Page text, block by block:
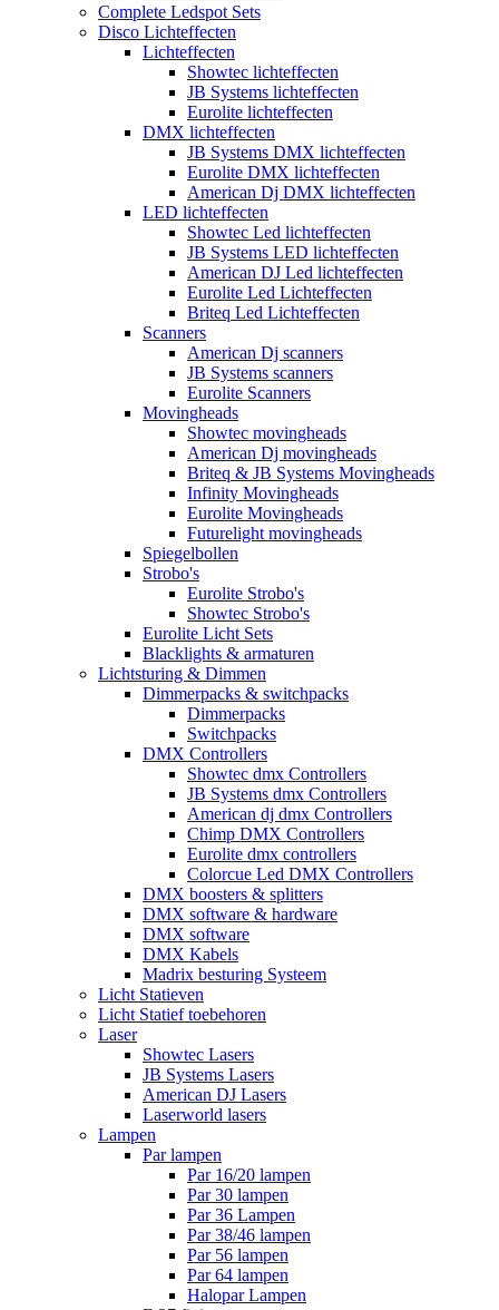
Complete Ledspot Sets
Disco Lichteffecten
Lichteffecten
Showtec lichteffecten
JB Systems lichteffecten
Eurolite lichteffecten
DMX lichteffecten
JB Systems DMX lichteffecten
Eurolite DMX lichteffecten
American Dj DMX lichteffecten
LED lichteffecten
Showtec Led lichteffecten
JB Systems LED lichteffecten
American DJ Led lichteffecten
Eurolite Led Lichteffecten
Briteq Led Lichteffecten
Scanners
American Dj scanners
JB Systems scanners
Eurolite Scanners
Movingheads
Showtec movingheads
American Dj movingheads
Briteq & JB Systems Movingheads
Infinity Movingheads
Eurolite Movingheads
Futurelight movingheads
Spiegelbollen
Strobo's
Eurolite Strobo's
Showtec Strobo's
Eurolite Licht Sets
Blacklights & armaturen
Lichtsturing & Dimmen
Dimmerpacks & switchpacks
Dimmerpacks
Switchpacks
DMX Controllers
Showtec dmx Controllers
JB Systems dmx Controllers
American dj dmx Controllers
Chimp DMX Controllers
Eurolite dmx controllers
Colorcue Led DMX Controllers
DMX boosters & splitters
DMX software & hardware
DMX software
DMX Kabels
Madrix besturing Systeem
Licht Statieven
Licht Statief toebehoren
Laser
Showtec Lasers
JB Systems Lasers
American DJ Lasers
Laserworld lasers
Lampen
Par lampen
Par 16/20 lampen
Par 30 lampen
Par 36 Lampen
Par 38/46 lampen
Par 56 lampen
Par 64 lampen
Halopar Lampen